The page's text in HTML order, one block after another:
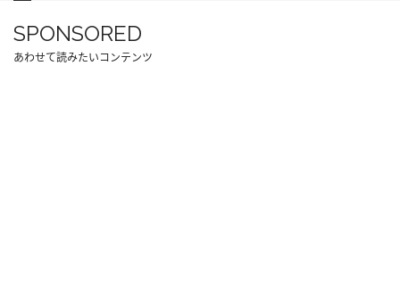
SPONSORED
あわせて読みたいコンテンツ